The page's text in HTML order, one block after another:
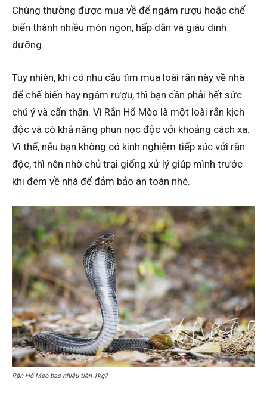
Chúng thường được mua về để ngâm rượu hoặc chế
biến thành nhiều món ngon, hấp dẫn và giàu dinh
dưỡng.
Tuy nhiên, khi có nhu cầu tìm mua loài rắn này về nhà
để chế biến hay ngâm rượu, thì bạn cần phải hết sức
chú ý và cẩn thận. Vì Rắn Hổ Mèo là một loài rắn kịch
độc và có khả năng phun nọc độc với khoảng cách xa.
Vì thế, nếu bạn không có kinh nghiệm tiếp xúc với rắn
độc, thì nên nhờ chủ trại giống xử lý giúp mình trước
khi đem về nhà để đảm bảo an toàn nhé.
Rắn Hổ Mèo bao nhiêu tiền 1kg?